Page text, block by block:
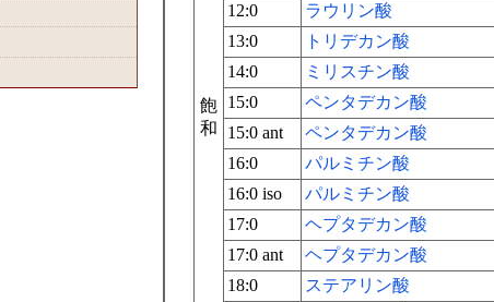
飽
和
12:0
ラウリン酸
13:0
トリデカン酸
14:0
ミリスチン酸
15:0
ペンタデカン酸
15:0 ant
ペンタデカン酸
16:0
パルミチン酸
16:0 iso
パルミチン酸
17:0
ヘプタデカン酸
17:0 ant
ヘプタデカン酸
18:0
ステアリン酸